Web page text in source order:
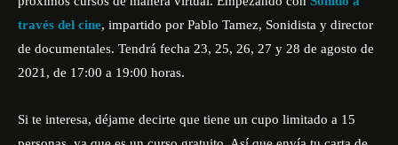
través del cine, impartido por Pablo Tamez, Sonidista y director
de documentales. Tendrá fecha 23, 25, 26, 27 y 28 de agosto de
2021, de 17:00 a 19:00 horas.
Si te interesa, déjame decirte que tiene un cupo limitado a 15